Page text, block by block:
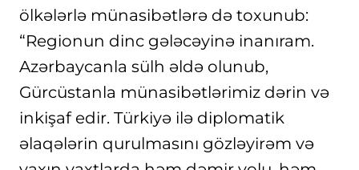
ölkələrlə münasibətlərə də toxunub:
“Regionun dinc gələcəyinə inanıram.
Azərbaycanla sülh əldə olunub,
Gürcüstanla münasibətlərimiz dərin və
inkişaf edir. Türkiyə ilə diplomatik
əlaqələrin qurulmasını gözləyirəm və